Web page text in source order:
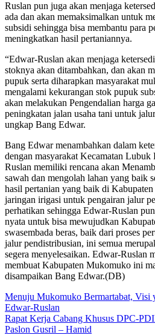
Ruslan pun juga akan menjaga
ada dan akan memaksimalkan untuk
subsidi sehingga bisa membantu para
meningkatkan hasil pertaniannya.
“Edwar-Ruslan akan menjaga
stoknya akan ditambahkan, dan akan
pupuk serta diharapkan masyarakat
mengalami kekurangan stok pupuk
akan melakukan Pengendalian harga
peningkatan jalan usaha tani untuk
ungkap Bang Edwar.
Bang Edwar menambahkan dalam
dengan masyarakat Kecamatan
Ruslan memiliki rencana akan
sawah dan mengolah lahan yang baik
hasil pertanian yang baik di
jaringan irigasi untuk pengairan jalur
perhatikan sehingga Edwar-Ruslan
nyata untuk bisa mewujudkan
swasembada beras, baik dari proses
jalur pendistribusian, ini semua
segera menyelesaikan. Edwar-Ruslan
membuat Kabupaten Mukomuko ini
disampaikan Bang Edwar.(DB)
Navigasi
pos
Menuju Mukomuko Bermartabat, Visi
Edwar-Ruslan
Rapat Kerja Cabang Khusus DPC-
Paslon Gusril – Hamid